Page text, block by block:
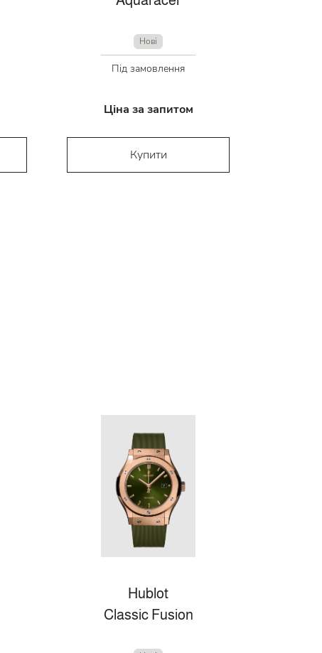
Нові
Під замовлення
Ціна за запитом
Купити
Hublot
Classic Fusion